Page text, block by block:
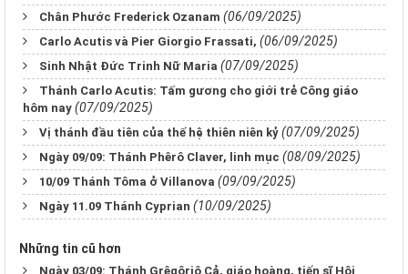
Chân Phước Frederick Ozanam (06/09/2025)
Carlo Acutis và Pier Giorgio Frassati, (06/09/2025)
Sinh Nhật Ðức Trinh Nữ Maria (07/09/2025)
Thánh Carlo Acutis: Tấm gương cho giới trẻ Công giáo
hôm nay (07/09/2025)
Vị thánh đầu tiên của thế hệ thiên niên kỷ (07/09/2025)
Ngày 09/09: Thánh Phêrô Claver, linh mục (08/09/2025)
10/09 Thánh Tôma ở Villanova (09/09/2025)
Ngày 11.09 Thánh Cyprian (10/09/2025)
Những tin cũ hơn
Ngày 03/09: Thánh Grêgôriô Cả, giáo hoàng, tiến sĩ Hội